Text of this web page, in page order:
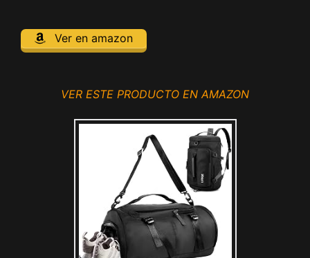
Ver en amazon
VER ESTE PRODUCTO EN AMAZON